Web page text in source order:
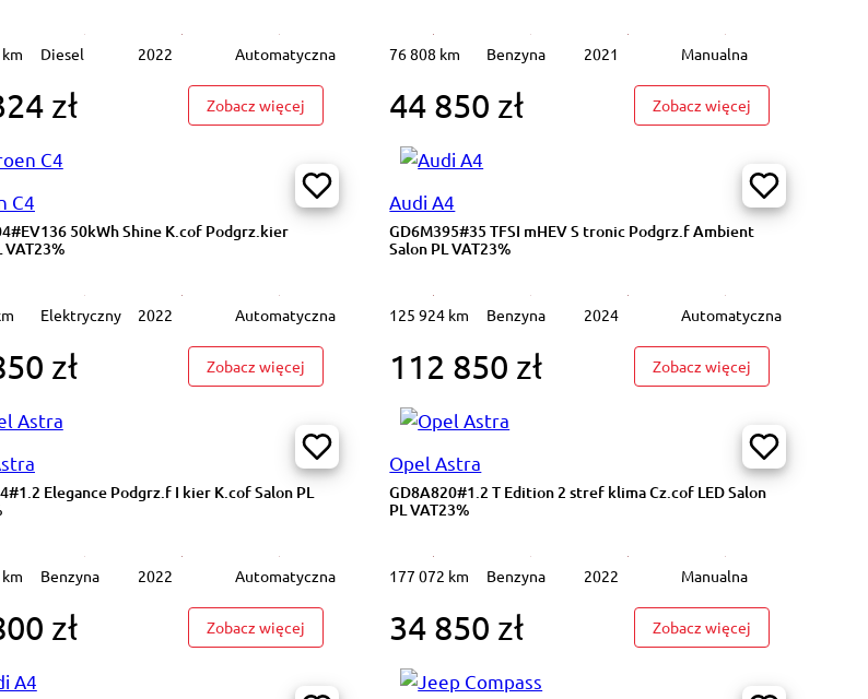
Titanium X Podgrz.f kier szyba Salon PL VAT23%
Diesel 2022 Automatyczna
zł Zobacz więcej : DW2UR37#2.0 TDI Business DSG Aktywny temp Cz.park Salon PL VAT23%
76 808 km Benzyna 2021 Manualna
44 850 zł Zobacz więcej
2 stref klima K.cof Salon PL VAT23%
C4
50kWh Shine K.cof Podgrz.kier
VAT23%
Elektryczny 2022 Automatyczna
zł Zobacz więcej : GD2H004#EV136 50kWh Shine K.cof Podgrz.kier Salon PL VAT23%
Audi A4
GD6M395#35 TFSI mHEV S tronic Podgrz.f Ambient
Salon PL VAT23%
125 924 km Benzyna 2024 Automatyczna
112 850 zł Zobacz więcej
Tiptronic Podgrz. i wenytl. f. Salon PL VAT23%
Elegance Podgrz.f I kier K.cof Salon PL
Benzyna 2022 Automatyczna
zł Zobacz więcej : GD7F514#1.2 Elegance Podgrz.f I kier K.cof Salon PL VAT23%
Opel Astra
GD8A820#1.2 T Edition 2 stref klima Cz.cof LED Salon
PL VAT23%
177 072 km Benzyna 2022 Manualna
34 850 zł Zobacz więcej